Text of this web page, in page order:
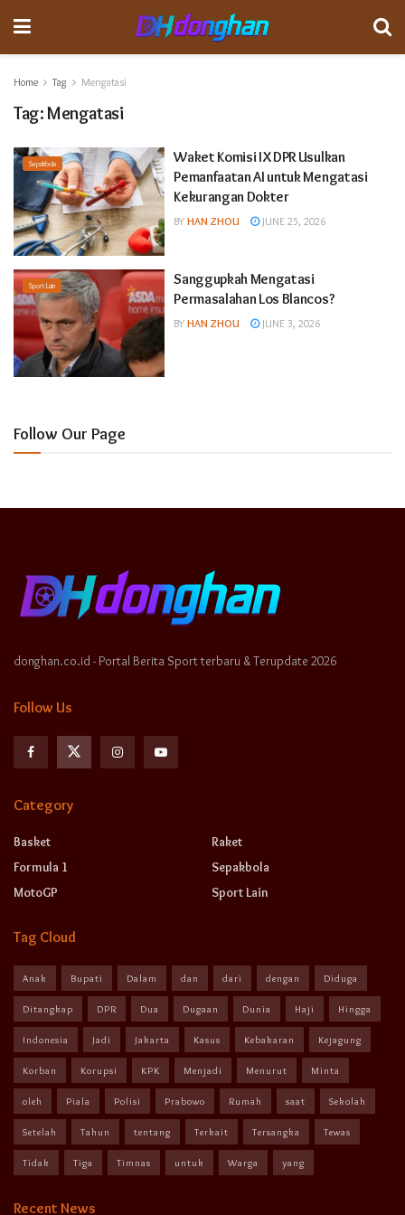
Home Tag Mengatasi
Tag:Mengatasi
Sepakbola
Waket Komisi IX DPR Usulkan
Pemanfaatan AI untuk Mengatasi
Kekurangan Dokter
BY HAN ZHOU JUNE 25, 2026
Sport Lain
Sanggupkah Mengatasi
Permasalahan Los Blancos?
BY HAN ZHOU JUNE 3, 2026
Follow Our Page
donghan.co.id - Portal Berita Sport terbaru & Terupdate 2026
Follow Us
Category
Basket
Formula 1
MotoGP
Raket
Sepakbola
Sport Lain
Tag Cloud
Anak Bupati Dalam dan dari dengan Diduga
Ditangkap DPR Dua Dugaan Dunia Haji Hingga
Indonesia Jadi Jakarta Kasus Kebakaran Kejagung
Korban Korupsi KPK Menjadi Menurut Minta
oleh Piala Polisi Prabowo Rumah saat Sekolah
Setelah Tahun tentang Terkait Tersangka Tewas
Tidak Tiga Timnas untuk Warga yang
Recent News